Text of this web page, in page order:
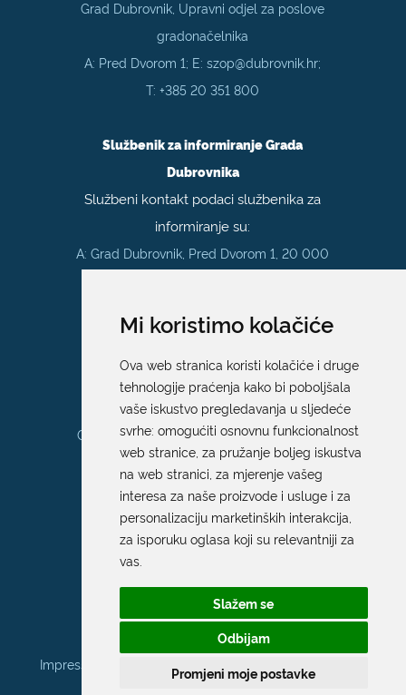
Mi koristimo kolačiće
Ova web stranica koristi kolačiće i druge
tehnologije praćenja kako bi poboljšala
vaše iskustvo pregledavanja u sljedeće
svrhe: omogućiti osnovnu funkcionalnost
web stranice, za pružanje boljeg iskustva
na web stranici za mjerenje vašeg
interesa za naše proizvode i usluge i za
personalizaciju marketinških interakcija
za isporuku oglasa koji su relevantniji za
vas.
Slažem se
Odbijam
Promjeni moje postavke
Grad Dubrovnik, Upravni odjel za poslove
gradonačelnika
A: Pred Dvorom 1; E: szop@dubrovnik.hr;
T:+385 20 351 800
Službenik za informiranje Grada
Dubrovnika
Službeni kontakt podaci službenika za
informiranje su:
A: Grad Dubrovnik, Pred Dvorom 1, 20 000
Ured 205; rad sa strankama za sva
upravna tijela Grada Dubrovnika
Gundulićeva poljana 10, 20000 Dubrovnik
Radno vrijeme sa strankama:
Ponedjeljak – Petak; 9.00 – 12.00 sati
T:+385 20 351 879
Poveznice
Arhiva|Arhiva - natječaji
Impressum
stranica